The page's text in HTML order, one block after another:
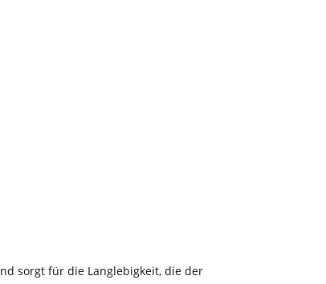
sorgt für die Langlebigkeit, die der